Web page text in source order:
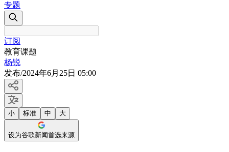
专题
订阅
教育课题
杨锐
发布/2024年6月25日 05:00
小 标准 中 大
设为谷歌新闻首选来源